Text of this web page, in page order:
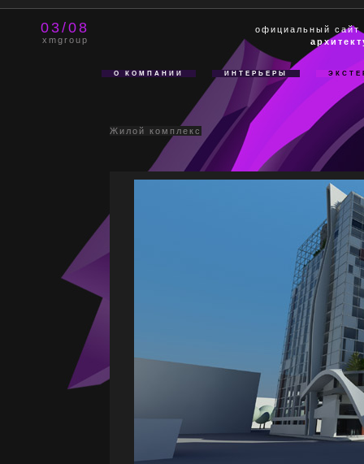
03/08
xmgroup
официальный сайт
О КОМПАНИИ ИНТЕРЬЕРЫ
Жилой комплекс